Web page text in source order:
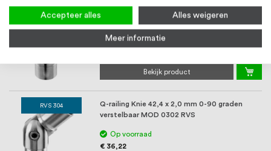
RVS 304 / RVS 316
Railingsteun verstelbaar voor buis en koker
RVS
Bekijk product
RVS 304
Q-railing Knie 42,4 x 2,0 mm 0-90 graden
verstelbaar MOD 0302 RVS
Op voorraad
€ 36,22
Accepteer alles Alles weigeren
Meer informatie